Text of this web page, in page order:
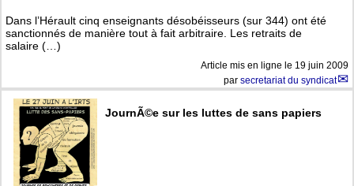
Dans l’Hérault cinq enseignants désobéisseurs (sur 344) ont été
sanctionnés de manière tout à fait arbitraire. Les retraits de
salaire (…)
Article mis en ligne le 19 juin 2009
par secretariat du syndicat
JournÃ©e sur les luttes de sans papiers